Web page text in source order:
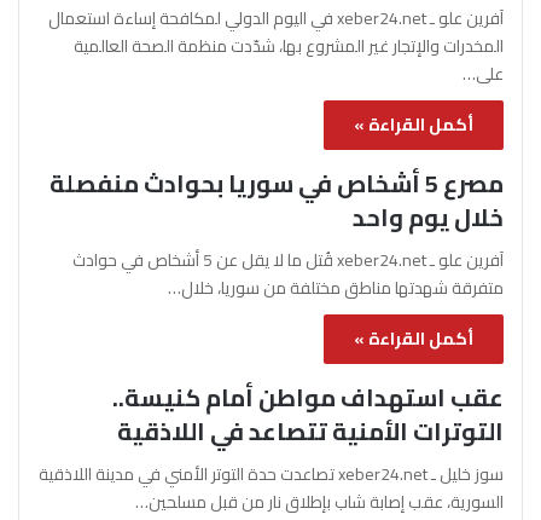
آفرين علو ـ xeber24.net في اليوم الدولي لمكافحة إساءة استعمال
المخدرات والإتجار غير المشروع بها، شدّدت منظمة الصحة العالمية
على…
أكمل القراءة »
مصرع 5 أشخاص في سوريا بحوادث منفصلة
خلال يوم واحد
آفرين علو ـ xeber24.net قُتل ما لا يقل عن 5 أشخاص في حوادث
متفرقة شهدتها مناطق مختلفة من سوريا، خلال…
أكمل القراءة »
عقب استهداف مواطن أمام كنيسة..
التوترات الأمنية تتصاعد في اللاذقية
سوز خليل ـ xeber24.net تصاعدت حدة التوتر الأمني في مدينة اللاذقية
السورية، عقب إصابة شاب بإطلاق نار من قبل مسلحين…